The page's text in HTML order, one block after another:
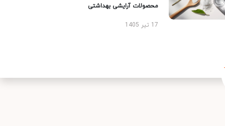
محصولات آرایشی بهداشتی
17 تیر 1405